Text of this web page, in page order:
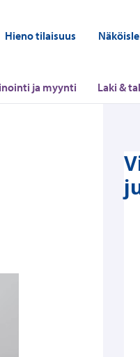
Hieno tilaisuus
ja myynti Laki &